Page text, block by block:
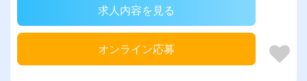
求人内容を見る
オンライン応募